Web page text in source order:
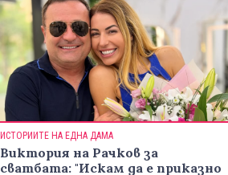
ИСТОРИИТЕ НА ЕДНА ДАМА
Виктория на Рачков за
сватбата: "Искам да е приказно